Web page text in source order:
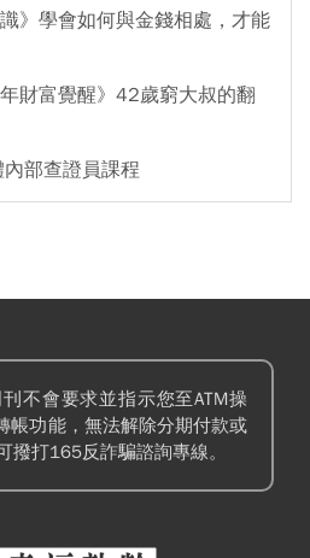
》學會如何與金錢相處，才能
財富覺醒》42歲窮大叔的翻
部查證員課程
不會要求並指示您至ATM操
帳功能，無法解除分期付款或
撥打165反詐騙諮詢專線。